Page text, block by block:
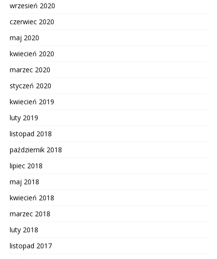
wrzesień 2020
czerwiec 2020
maj 2020
kwiecień 2020
marzec 2020
styczeń 2020
kwiecień 2019
luty 2019
listopad 2018
październik 2018
lipiec 2018
maj 2018
kwiecień 2018
marzec 2018
luty 2018
listopad 2017